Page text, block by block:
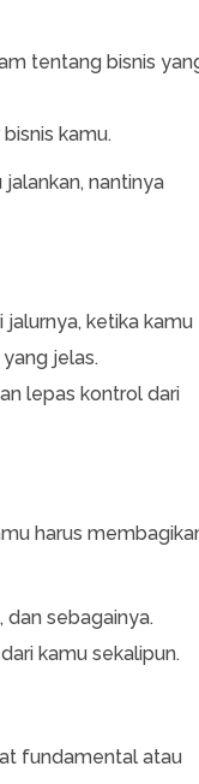
tentang bisnis
kamu.
nantinya
ketika kamu
jelas.
lepas kontrol dari
harus
dan sebagainya.
kamu sekalipun.
fundamental atau